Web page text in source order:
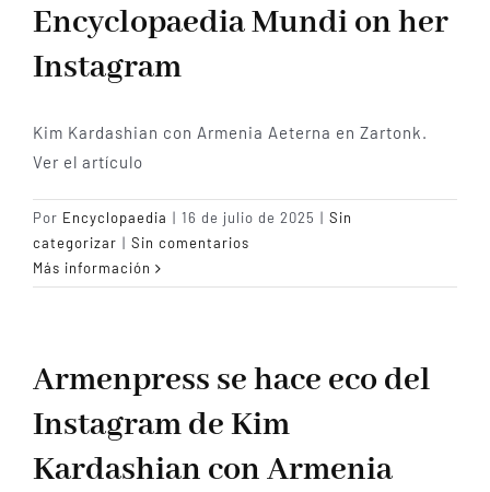
Encyclopaedia Mundi on her
Instagram
Kim Kardashian con Armenia Aeterna en Zartonk.
Ver el artículo
Por Encyclopaedia | 16 de julio de 2025 | Sin
categorizar | Sin comentarios
Más información
Armenpress se hace eco del
Instagram de Kim
Kardashian con Armenia